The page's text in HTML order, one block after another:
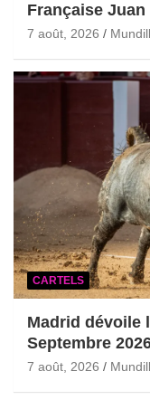
Française Juan
7 août, 2026
CARTELS
Madrid dévoile
Septembre
7 août, 2026